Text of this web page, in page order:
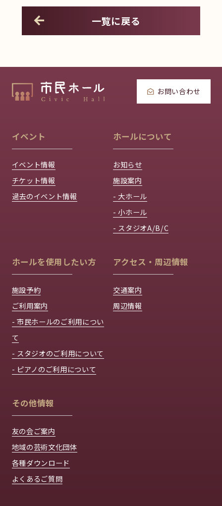
一覧に戻る
お問い合わせ
イベント
イベント情報
チケット情報
過去のイベント情報
ホールについて
お知らせ
施設案内
- 大ホール
- 小ホール
- スタジオA/B/C
ホールを使用したい方
施設予約
ご利用案内
- 市民ホールのご利用につい
て
- スタジオのご利用について
- ピアノのご利用について
アクセス・周辺情報
交通案内
周辺情報
その他情報
友の会ご案内
地域の芸術文化団体
各種ダウンロード
よくあるご質問